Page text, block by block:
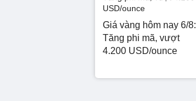
Giá vàng hôm nay 6/8:
Tăng phi mã, vượt
4.200 USD/ounce